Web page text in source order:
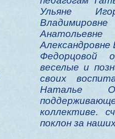
Ульяне
Федорцовой
веселые и
своих
Наталье
коллективе.
поклон за